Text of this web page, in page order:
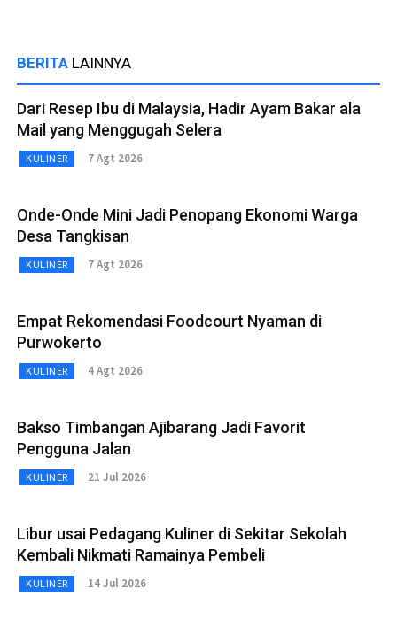
BERITA LAINNYA
Dari Resep Ibu di Malaysia, Hadir Ayam Bakar ala
Mail yang Menggugah Selera
KULINER 7 Agt 2026
Onde-Onde Mini Jadi Penopang Ekonomi Warga
Desa Tangkisan
KULINER 7 Agt 2026
Empat Rekomendasi Foodcourt Nyaman di
Purwokerto
KULINER 4 Agt 2026
Bakso Timbangan Ajibarang Jadi Favorit
Pengguna Jalan
KULINER 21 Jul 2026
Libur usai Pedagang Kuliner di Sekitar Sekolah
Kembali Nikmati Ramainya Pembeli
KULINER 14 Jul 2026